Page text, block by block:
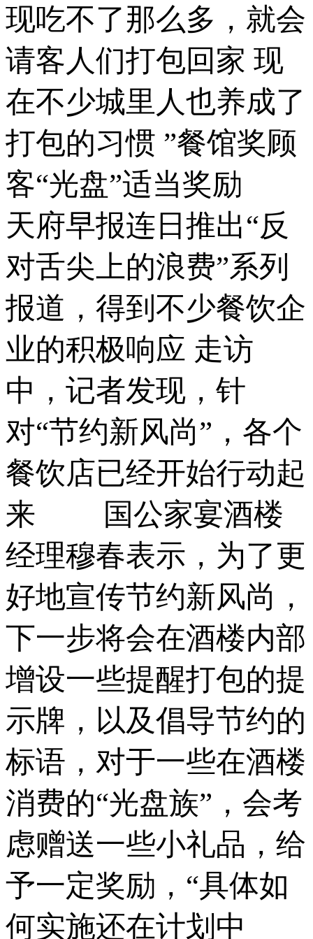
现吃不了那么多，就会
请客人们打包回家 现
在不少城里人也养成了
打包的习惯 ”餐馆奖顾
客“光盘”适当奖励
天府早报连日推出“反
对舌尖上的浪费”系列
报道，得到不少餐饮企
业的积极响应 走访
中，记者发现，针
对“节约新风尚”，各个
餐饮店已经开始行动起
来 国公家宴酒楼
经理穆春表示，为了更
好地宣传节约新风尚，
下一步将会在酒楼内部
增设一些提醒打包的提
示牌，以及倡导节约的
标语，对于一些在酒楼
消费的“光盘族”，会考
虑赠送一些小礼品，给
予一定奖励，“具体如
何实施还在计划中